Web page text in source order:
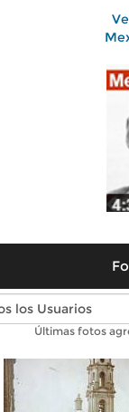
Fotos
Últimas fotos